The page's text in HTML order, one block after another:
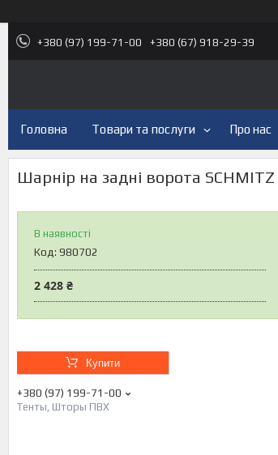
+380 (97) 199-71-00 +380 (67) 918-29-39
Головна Товари та послуги Про нас
Шарнір на задні ворота SCHMITZ
В наявності
Код: 980702
2 428 ₴
Купити
+380 (97) 199-71-00
Тенты, Шторы ПВХ